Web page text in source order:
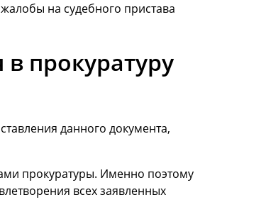
на судебного пристава
прокуратуру
данного документа,
прокуратуры. Именно поэтому
всех заявленных